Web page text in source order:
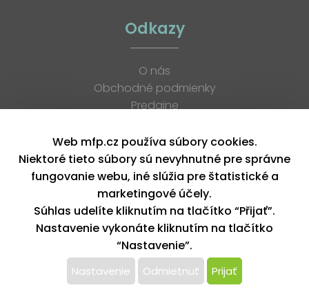
Odkazy
O nás
Obchodné podmienky
Predajne
K stiahnutiu
Blog
Kontakt
Kariéra
XML feed
Copyright © 2026, MFP paper s. r. o. | Všetky práva vyhradené
design by MFP
Tento web používa k poskytovaniu služieb,
Web mfp.cz používa súbory cookies.
Niektoré tieto súbory sú nevyhnutné pre správne
fungovanie webu, iné slúžia pre štatistické a
marketingové účely.
Súhlas udelíte kliknutím na tlačítko “Přijať”.
Nastavenie vykonáte kliknutím na tlačítko
“Nastavenie”.
Nastavenie Odmietnuť Prijať